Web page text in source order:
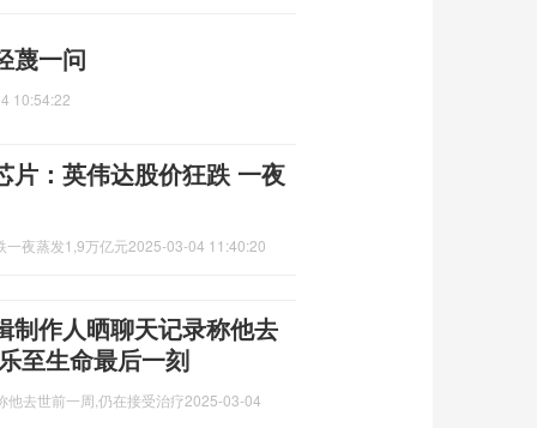
蔑一问
10:54:22
片：英伟达股价狂跌 一夜
一夜蒸发1,9万亿元2025-03-04 11:40:20
制作人晒聊天记录称他去
至生命最后一刻
他去世前一周,仍在接受治疗2025-03-04